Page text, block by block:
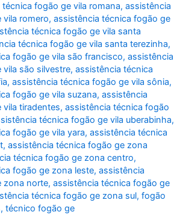
fogão ge vila romana,assistência
vila romero,assistência técnica fogão ge
técnica fogão ge vila santa
técnica fogão ge vila santa terezinha,
fogão ge vila são francisco,assistência
são silvestre,assistência técnica
,assistência técnica fogão ge vila sônia,
fogão ge vila suzana,assistência
tiradentes,assistência técnica fogão
técnica fogão ge vila uberabinha,
fogão ge vila yara,assistência técnica
,assistência técnica fogão ge zona
técnica fogão ge zona centro,
fogão ge zona leste,assistência
zona norte,assistência técnica fogão ge
técnica fogão ge zona sul,fogão
,técnico fogão ge